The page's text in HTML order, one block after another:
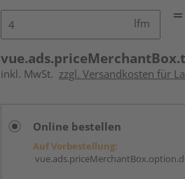
lfm
inkl. MwSt. zzgl. Versandkosten für
Online bestellen
Auf Vorbestellung: